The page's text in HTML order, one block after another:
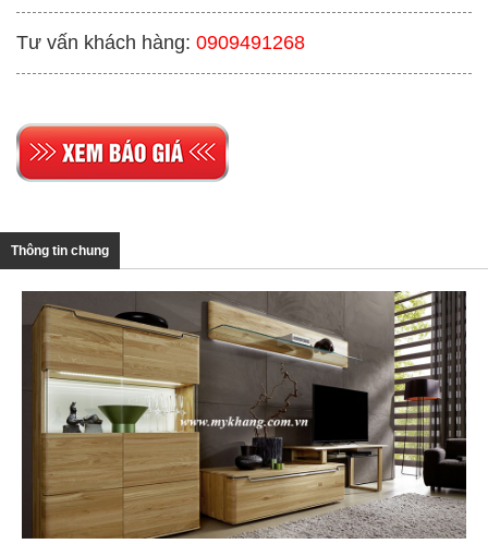
Tư vấn khách hàng: 0909491268
Thông tin chung